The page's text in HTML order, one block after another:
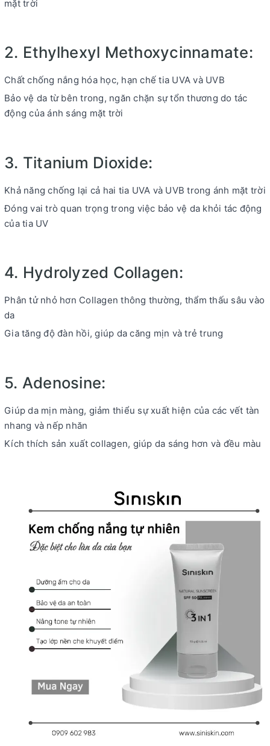
mặt trời
2. Ethylhexyl Methoxycinnamate:
Chất chống nắng hóa học, hạn chế tia UVA và UVB
Bảo vệ da từ bên trong, ngăn chặn sự tổn thương do tác
động của ánh sáng mặt trời
3. Titanium Dioxide:
Khả năng chống lại cả hai tia UVA và UVB trong ánh mặt trời
Đóng vai trò quan trọng trong việc bảo vệ da khỏi tác động
của tia UV
4. Hydrolyzed Collagen:
Phân tử nhỏ hơn Collagen thông thường, thẩm thấu sâu vào
da
Gia tăng độ đàn hồi, giúp da căng mịn và trẻ trung
5. Adenosine:
Giúp da mịn màng, giảm thiểu sự xuất hiện của các vết tàn
nhang và nếp nhăn
Kích thích sản xuất collagen, giúp da sáng hơn và đều màu